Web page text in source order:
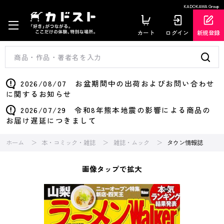
KADOKAWA Group
カート ログイン 新規登録
2026/08/07 お盆期間中の出荷およびお問い合わせ
に関するお知らせ
2026/07/29 令和8年熊本地震の影響による商品の
お届け遅延につきまして
ホーム 本・コミック・雑誌 雑誌・ムック タウン情報誌
画像タップで拡大